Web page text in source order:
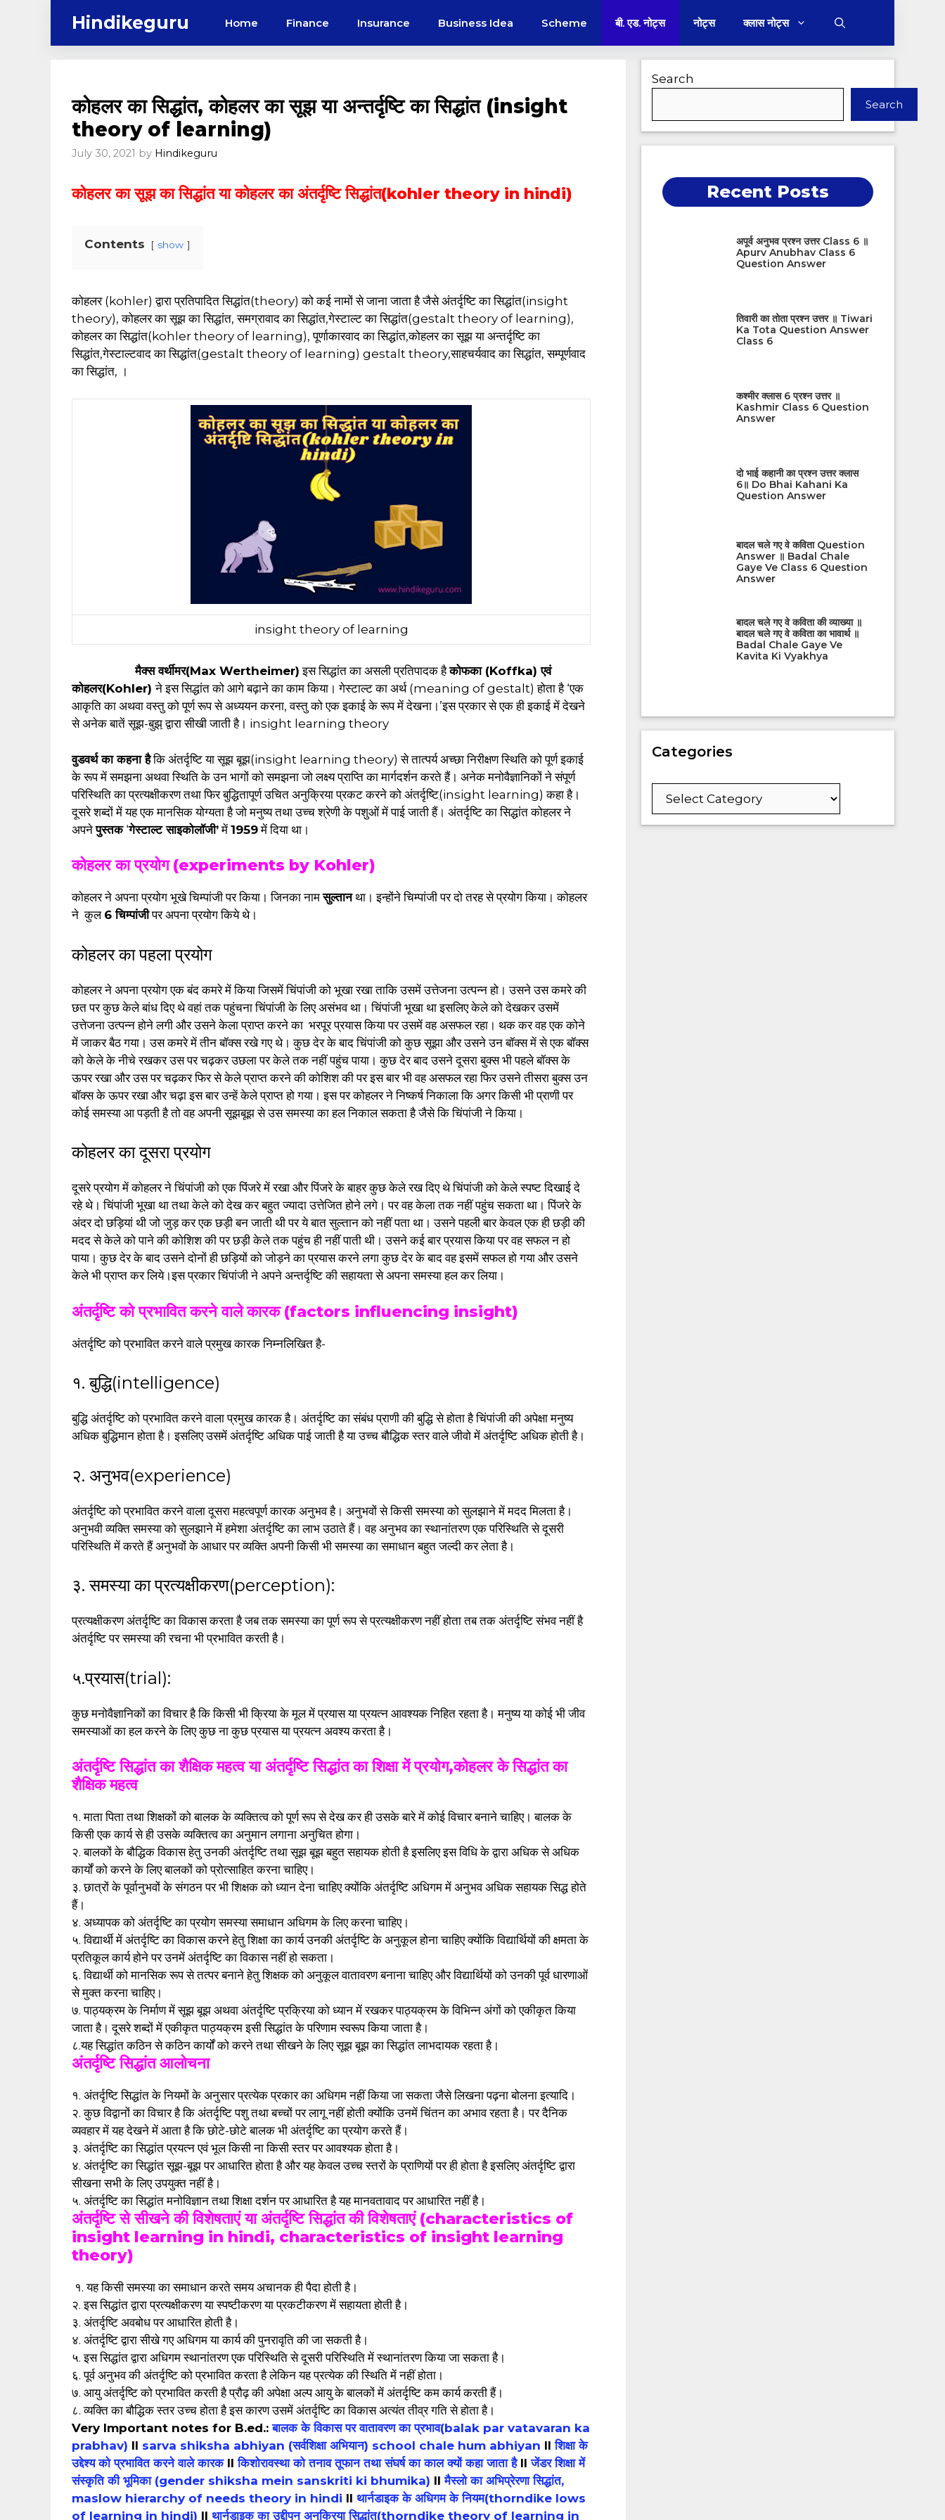
Hindikeguru Home Finance Insurance Business Idea Scheme बी. एड. नोट्स नोट्स क्लास नोट्स
कोहलर का सिद्धांत, कोहलर का सूझ या अन्तर्दृष्टि का सिद्धांत (insight
theory of learning)
July 30, 2021 by Hindikeguru
कोहलर का सूझ का सिद्धांत या कोहलर का अंतर्दृष्टि सिद्धांत(kohler theory in hindi)
Contents show
कोहलर (kohler) द्वारा प्रतिपादित सिद्धांत(theory) को कई नामों से जाना जाता है जैसे अंतर्दृष्टि का सिद्धांत(insight
theory), कोहलर का सूझ का सिद्धांत, समग्रावाद का सिद्धांत,गेस्टाल्ट का सिद्धांत(gestalt theory of learning),
कोहलर का सिद्धांत(kohler theory of learning), पूर्णाकारवाद का सिद्धांत,कोहलर का सूझ या अन्तर्दृष्टि का
सिद्धांत,गेस्टाल्टवाद का सिद्धांत(gestalt theory of learning) gestalt theory,साहचर्यवाद का सिद्धांत, सम्पूर्णवाद
का सिद्धांत, ।
insight theory of learning
मैक्स वर्थीमर(Max Wertheimer) इस सिद्धांत का असली प्रतिपादक हैकोफका (Koffka) एवं
कोहलर(Kohler)ने इस सिद्धांत को आगे बढ़ाने का काम किया। गेस्टाल्ट का अर्थ (meaning of gestalt) होता है ‘एक
आकृति का अथवा वस्तु को पूर्ण रूप से अध्ययन करना, वस्तु को एक इकाई के रूप में देखना।’इस प्रकार से एक ही इकाई में देखने
से अनेक बातें सूझ-बुझद्वारा सीखी जाती है। insight learning theory
वुडवर्थ का कहना हैकि अंतर्दृष्टि या सूझ बूझ(insight learning theory) से तात्पर्य अच्छा निरीक्षण स्थिति को पूर्ण इकाई
के रूप में समझना अथवा स्थिति के उन भागों को समझना जो लक्ष्य प्राप्ति का मार्गदर्शन करते हैं। अनेक मनोवैज्ञानिकों ने संपूर्ण
परिस्थिति का प्रत्यक्षीकरण तथा फिर बुद्धितापूर्ण उचित अनुक्रिया प्रकट करने को अंतर्दृष्टि(insight learning) कहा है।
दूसरे शब्दों में यह एक मानसिक योग्यता है जो मनुष्य तथा उच्च श्रेणी के पशुओं में पाई जाती हैं। अंतर्दृष्टि का सिद्धांत कोहलर ने
अपनेपुस्तक‘गेस्टाल्ट साइकोलॉजी’में 1959में दिया था।
कोहलर का प्रयोग (experiments by Kohler)
कोहलर ने अपना प्रयोग भूखे चिम्पांजी पर किया। जिनका नामसुल्तानथा। इन्होंने चिम्पांजी पर दो तरह से प्रयोग किया। कोहलर
ने कुल 6 चिम्पांजीपर अपना प्रयोग किये थे।
कोहलर का पहला प्रयोग
कोहलर ने अपना प्रयोग एक बंद कमरे में किया जिसमें चिंपांजी को भूखा रखा ताकि उसमें उत्तेजना उत्पन्न हो। उसने उस कमरे की
छत पर कुछ केले बांध दिए थे वहां तक पहुंचना चिंपांजी के लिए असंभव था। चिंपांजी भूखा था इसलिए केले को देखकर उसमें
उत्तेजना उत्पन्न होने लगी और उसने केला प्राप्त करने का भरपूर प्रयास किया पर उसमें वह असफल रहा। थक कर वह एक कोने
में जाकर बैठ गया। उस कमरे में तीन बॉक्स रखे गए थे। कुछ देर के बाद चिंपांजी को कुछ सूझा और उसने उन बॉक्स में से एक बॉक्स
को केले के नीचे रखकर उस पर चढ़कर उछला पर केले तक नहीं पहुंच पाया। कुछ देर बाद उसने दूसरा बुक्स भी पहले बॉक्स के
ऊपर रखा और उस पर चढ़कर फिर से केले प्राप्त करने की कोशिश की पर इस बार भी वह असफल रहा फिर उसने तीसरा बुक्स उन
बॉक्स के ऊपर रखा और चढ़ा इस बार उन्हें केले प्राप्त हो गया। इस पर कोहलर ने निष्कर्ष निकाला कि अगर किसी भी प्राणी पर
कोई समस्या आ पड़ती है तो वह अपनी सूझबूझ से उस समस्या का हल निकाल सकता है जैसे कि चिंपांजी ने किया।
कोहलर का दूसरा प्रयोग
दूसरे प्रयोग में कोहलर ने चिंपांजी को एक पिंजरे में रखा और पिंजरे के बाहर कुछ केले रख दिए थे चिंपांजी को केले स्पष्ट दिखाई दे
रहे थे। चिंपांजी भूखा था तथा केले को देख कर बहुत ज्यादा उत्तेजित होने लगे। पर वह केला तक नहीं पहुंच सकता था। पिंजरे के
अंदर दो छड़ियां थी जो जुड़ कर एक छड़ी बन जाती थी पर ये बात सुल्तान को नहीं पता था। उसने पहली बार केवल एक ही छड़ी की
मदद से केले को पाने की कोशिश की पर छड़ी केले तक पहुंच ही नहीं पाती थी। उसने कई बार प्रयास किया पर वह सफल न हो
पाया। कुछ देर के बाद उसने दोनों ही छड़ियों को जोड़ने का प्रयास करने लगा कुछ देर के बाद वह इसमें सफल हो गया और उसने
केले भी प्राप्त कर लिये।इस प्रकार चिंपांजी ने अपने अन्तर्दृष्टि की सहायता से अपना समस्या हल कर लिया।
अंतर्दृष्टि को प्रभावित करने वाले कारक (factors influencing insight)
अंतर्दृष्टि को प्रभावित करने वाले प्रमुख कारक निम्नलिखित है-
१. बुद्धि(intelligence)
बुद्धि अंतर्दृष्टि को प्रभावित करने वाला प्रमुख कारक है। अंतर्दृष्टि का संबंध प्राणी की बुद्धि से होता है चिंपांजी की अपेक्षा मनुष्य
अधिक बुद्धिमान होता है। इसलिए उसमें अंतर्दृष्टि अधिक पाई जाती है या उच्च बौद्धिक स्तर वाले जीवो में अंतर्दृष्टि अधिक होती है।
२. अनुभव(experience)
अंतर्दृष्टि को प्रभावित करने वाला दूसरा महत्वपूर्ण कारक अनुभव है। अनुभवों से किसी समस्या को सुलझाने में मदद मिलता है।
अनुभवी व्यक्ति समस्या को सुलझाने में हमेशा अंतर्दृष्टि का लाभ उठाते हैं। वह अनुभव का स्थानांतरण एक परिस्थिति से दूसरी
परिस्थिति में करते हैं अनुभवों के आधार पर व्यक्ति अपनी किसी भी समस्या का समाधान बहुत जल्दी कर लेता है।
३. समस्या का प्रत्यक्षीकरण(perception):
प्रत्यक्षीकरण अंतर्दृष्टि का विकास करता है जब तक समस्या का पूर्ण रूप से प्रत्यक्षीकरण नहीं होता तब तक अंतर्दृष्टि संभव नहीं है
अंतर्दृष्टि पर समस्या की रचना भी प्रभावित करती है।
५.प्रयास(trial):
कुछ मनोवैज्ञानिकों का विचार है कि किसी भी क्रिया के मूल में प्रयास या प्रयत्न आवश्यक निहित रहता है। मनुष्य या कोई भी जीव
समस्याओं का हल करने के लिए कुछ ना कुछ प्रयास या प्रयत्न अवश्य करता है।
अंतर्दृष्टि सिद्धांत का शैक्षिक महत्व या अंतर्दृष्टि सिद्धांत का शिक्षा में प्रयोग,कोहलर के सिद्धांत का
शैक्षिक महत्व
१. माता पिता तथा शिक्षकों को बालक के व्यक्तित्व को पूर्ण रूप से देख कर ही उसके बारे में कोई विचार बनाने चाहिए। बालक के
किसी एक कार्य से ही उसके व्यक्तित्व का अनुमान लगाना अनुचित होगा।
२. बालकों के बौद्धिक विकास हेतु उनकी अंतर्दृष्टि तथा सूझ बूझ बहुत सहायक होती है इसलिए इस विधि के द्वारा अधिक से अधिक
कार्यों को करने के लिए बालकों को प्रोत्साहित करना चाहिए।
३. छात्रों के पूर्वानुभवों के संगठन पर भी शिक्षक को ध्यान देना चाहिए क्योंकि अंतर्दृष्टि अधिगम में अनुभव अधिक सहायक सिद्ध होते
हैं।
४. अध्यापक को अंतर्दृष्टि का प्रयोग समस्या समाधान अधिगम के लिए करना चाहिए।
५. विद्यार्थी में अंतर्दृष्टि का विकास करने हेतु शिक्षा का कार्य उनकी अंतर्दृष्टि के अनुकूल होना चाहिए क्योंकि विद्यार्थियों की क्षमता के
प्रतिकूल कार्य होने पर उनमें अंतर्दृष्टि का विकास नहीं हो सकता।
६. विद्यार्थी को मानसिक रूप से तत्पर बनाने हेतु शिक्षक को अनुकूल वातावरण बनाना चाहिए और विद्यार्थियों को उनकी पूर्व धारणाओं
से मुक्त करना चाहिए।
७. पाठ्यक्रम के निर्माण में सूझ बूझ अथवा अंतर्दृष्टि प्रक्रिया को ध्यान में रखकर पाठ्यक्रम के विभिन्न अंगों को एकीकृत किया
जाता है। दूसरे शब्दों में एकीकृत पाठ्यक्रम इसी सिद्धांत के परिणाम स्वरूप किया जाता है।
८.यह सिद्धांत कठिन से कठिन कार्यों को करने तथा सीखने के लिए सूझ बूझ का सिद्धांत लाभदायक रहता है।
अंतर्दृष्टि सिद्धांत आलोचना
१. अंतर्दृष्टि सिद्धांत के नियमों के अनुसार प्रत्येक प्रकार का अधिगम नहीं किया जा सकता जैसे लिखना पढ़ना बोलना इत्यादि।
२. कुछ विद्वानों का विचार है कि अंतर्दृष्टि पशु तथा बच्चों पर लागू नहीं होती क्योंकि उनमें चिंतन का अभाव रहता है। पर दैनिक
व्यवहार में यह देखने में आता है कि छोटे-छोटे बालक भी अंतर्दृष्टि का प्रयोग करते हैं।
३. अंतर्दृष्टि का सिद्धांत प्रयत्न एवं भूल किसी ना किसी स्तर पर आवश्यक होता है।
४. अंतर्दृष्टि का सिद्धांत सूझ-बूझ पर आधारित होता है और यह केवल उच्च स्तरों के प्राणियों पर ही होता है इसलिए अंतर्दृष्टि द्वारा
सीखना सभी के लिए उपयुक्त नहीं है।
५. अंतर्दृष्टि का सिद्धांत मनोविज्ञान तथा शिक्षा दर्शन पर आधारित है यह मानवतावाद पर आधारित नहीं है।
अंतर्दृष्टि से सीखने की विशेषताएं या अंतर्दृष्टि सिद्धांत की विशेषताएं (characteristics of
insight learning in hindi, characteristics of insight learning
theory)
१. यह किसी समस्या का समाधान करते समय अचानक ही पैदा होती है।
२. इस सिद्धांत द्वारा प्रत्यक्षीकरण या स्पष्टीकरण या प्रकटीकरण में सहायता होती है।
३. अंतर्दृष्टि अवबोध पर आधारित होती है।
४. अंतर्दृष्टि द्वारा सीखे गए अधिगम या कार्य की पुनरावृति की जा सकती है।
५. इस सिद्धांत द्वारा अधिगम स्थानांतरण एक परिस्थिति से दूसरी परिस्थिति में स्थानांतरण किया जा सकता है।
६. पूर्व अनुभव की अंतर्दृष्टि को प्रभावित करता है लेकिन यह प्रत्येक की स्थिति में नहीं होता।
७. आयु अंतर्दृष्टि को प्रभावित करती है प्रौढ़ की अपेक्षा अल्प आयु के बालकों में अंतर्दृष्टि कम कार्य करती हैं।
८. व्यक्ति का बौद्धिक स्तर उच्च होता है इस कारण उसमें अंतर्दृष्टि का विकास अत्यंत तीव्र गति से होता है।
Very Important notes for B.ed.:बालक के विकास पर वातावरण का प्रभाव(balak par vatavaran ka
prabhav) II sarva shiksha abhiyan (सर्वशिक्षा अभियान) school chale hum abhiyan IIशिक्षा के
उद्देश्य को प्रभावित करने वाले कारकIIकिशोरावस्था को तनाव तूफान तथा संघर्ष का काल क्यों कहा जाता हैIIजेंडर शिक्षा में
संस्कृति की भूमिका (gender shiksha mein sanskriti ki bhumika) IIमैस्लो का अभिप्रेरणा सिद्धांत,
maslow hierarchy of needs theory in hindi II थार्नडाइक के अधिगम के नियम(thorndike lows
of learning in hindi) II थार्नडाइक का उद्दीपन अनुक्रिया सिद्धांत(thorndike theory of learning in
Search
Search
Recent Posts
अपूर्व अनुभव प्रश्न उत्तर Class 6 ॥
Apurv Anubhav Class 6
Question Answer
तिवारी का तोता प्रश्न उत्तर ॥ Tiwari
Ka Tota Question Answer
Class 6
कश्मीर क्लास 6 प्रश्न उत्तर ॥
Kashmir Class 6 Question
Answer
दो भाई कहानी का प्रश्न उत्तर क्लास
6॥ Do Bhai Kahani Ka
Question Answer
बादल चले गए वे कविता Question
Answer ॥ Badal Chale
Gaye Ve Class 6 Question
Answer
बादल चले गए वे कविता की व्याख्या ॥
बादल चले गए वे कविता का भावार्थ ॥
Badal Chale Gaye Ve
Kavita Ki Vyakhya
Categories
Categories